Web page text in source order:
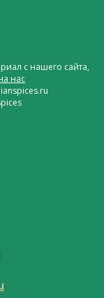
с нашего сайта,
нас